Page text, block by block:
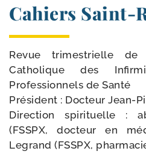
Cahiers Saint-​
Revue tri­mes­trielle de
Catholique des
Professionnels de Santé
Président : Docteur Jean-​
Direction spi­ri­tuelle :
(FSSPX, doc­teur en
Legrand (FSSPX,